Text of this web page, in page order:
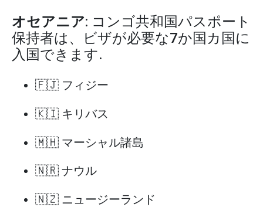
オセアニア: コンゴ共和国パスポート
保持者は、ビザが必要な7か国カ国に
入国できます.
🇫🇯 フィジー
🇰🇮 キリバス
🇲🇭 マーシャル諸島
🇳🇷 ナウル
🇳🇿 ニュージーランド